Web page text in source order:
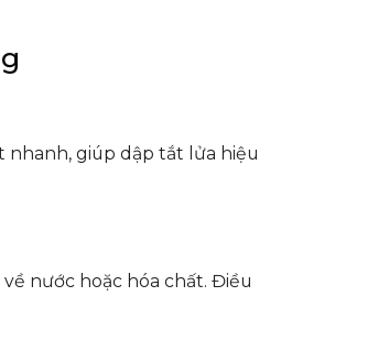
nhanh, giúp dập tắt lửa hiệu
nước hoặc hóa chất. Điều